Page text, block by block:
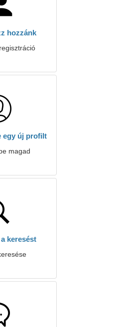
hozzánk
egy új profilt
magad
keresést